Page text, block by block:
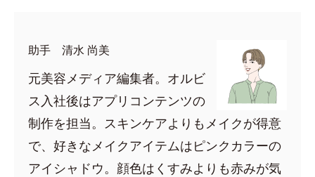
助手 清水 尚美
元美容メディア編集者。オルビ
ス入社後はアプリコンテンツの
制作を担当。スキンケアよりもメイクが得意
で、好きなメイクアイテムはピンクカラーの
アイシャドウ。顔色はくすみよりも赤みが気